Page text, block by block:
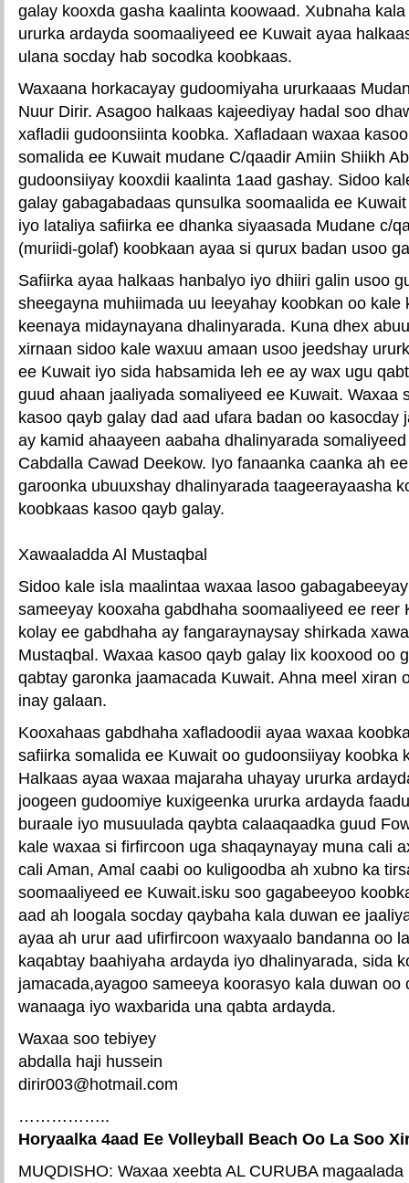
galay kooxda gasha kaalinta koowaad. Xubnaha
ururka ardayda soomaaliyeed ee Kuwait ayaa
ulana socday hab socodka koobkaas.
Waxaana horkacayay gudoomiyaha ururkaaas
Nuur Dirir. Asagoo halkaas kajeediyay hadal soo
xafladii gudoonsiinta koobka. Xafladaan waxaa
somalida ee Kuwait mudane C/qaadir Amiin Shiikh
gudoonsiiyay kooxdii kaalinta 1aad gashay. Sidoo
galay gabagabadaas qunsulka soomaalida ee
iyo lataliya safiirka ee dhanka siyaasada Mudane c/
(muriidi-golaf) koobkaan ayaa si qurux badan usoo
Safiirka ayaa halkaas hanbalyo iyo dhiiri galin usoo
sheegayna muhiimada uu leeyahay koobkan oo kale
keenaya midaynayana dhalinyarada. Kuna dhex
xirnaan sidoo kale waxuu amaan usoo jeedshay
ee Kuwait iyo sida habsamida leh ee ay wax ugu
guud ahaan jaaliyada somaliyeed ee Kuwait. Waxaa
kasoo qayb galay dad aad ufara badan oo kasocday
ay kamid ahaayeen aabaha dhalinyarada
Cabdalla Cawad Deekow. Iyo fanaanka caanka ah
garoonka ubuuxshay dhalinyarada taageerayaasha
koobkaas kasoo qayb galay.
Xawaaladda Al Mustaqbal
Sidoo kale isla maalintaa waxaa lasoo
sameeyay kooxaha gabdhaha soomaaliyeed ee reer
kolay ee gabdhaha ay fangaraynaysay shirkada
Mustaqbal. Waxaa kasoo qayb galay lix kooxood oo
qabtay garonka jaamacada Kuwait. Ahna meel xiran
inay galaan.
Kooxahaas gabdhaha xafladoodii ayaa waxaa
safiirka somalida ee Kuwait oo gudoonsiiyay koobka
Halkaas ayaa waxaa majaraha uhayay ururka
joogeen gudoomiye kuxigeenka ururka ardayda
buraale iyo musuulada qaybta calaaqaadka guud
kale waxaa si firfircoon uga shaqaynayay muna cali
cali Aman, Amal caabi oo kuligoodba ah xubno ka
soomaaliyeed ee Kuwait.isku soo gagabeeyoo
aad ah loogala socday qaybaha kala duwan ee
ayaa ah urur aad ufirfircoon waxyaalo bandanna oo
kaqabtay baahiyaha ardayda iyo dhalinyarada, sida
jamacada,ayagoo sameeya koorasyo kala duwan oo
wanaaga iyo waxbarida una qabta ardayda.
Waxaa soo tebiyey
abdalla haji hussein
dirir003@hotmail.com
……………..
Horyaalka 4aad Ee Volleyball Beach Oo La Soo
MUQDISHO: Waxaa xeebta AL CURUBA